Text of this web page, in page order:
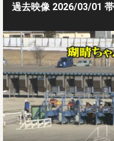
過去映像 2026/03/01